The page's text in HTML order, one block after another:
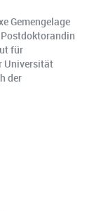
Gemengelage
Postdoktorandin
für
Universität
der